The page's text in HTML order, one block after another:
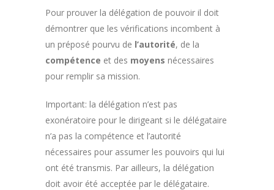
Pour prouver la délégation de pouvoir il doit
démontrer que les vérifications incombent à
un préposé pourvu de l’autorité, de la
compétence et des moyens nécessaires
pour remplir sa mission.
Important: la délégation n’est pas
exonératoire pour le dirigeant si le délégataire
n’a pas la compétence et l’autorité
nécessaires pour assumer les pouvoirs qui lui
ont été transmis. Par ailleurs, la délégation
doit avoir été acceptée par le délégataire.